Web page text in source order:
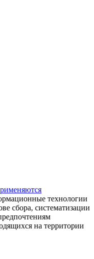
технологии
сбора, систематизации
на территории